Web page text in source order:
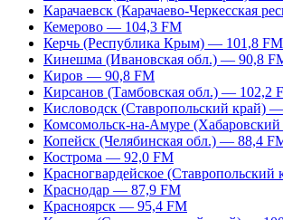
Карачаевск (Карачаево-Черкесская
Кемерово — 104,3 FM
Керчь (Республика Крым) — 101,8 FM
Кинешма (Ивановская обл.) — 90,8
Киров — 90,8 FM
Кирсанов (Тамбовская обл.) — 102,2
Кисловодск (Ставропольский край)
Комсомольск-на-Амуре
Копейск (Челябинская обл.) — 88,4
Кострома — 92,0 FM
Красногвардейское
Краснодар — 87,9 FM
Красноярск — 95,4 FM